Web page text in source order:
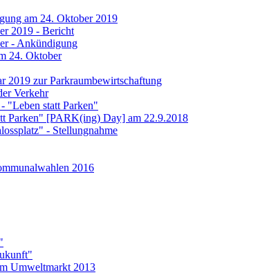
am 24. Oktober 2019
2019 - Bericht
- Ankündigung
24. Oktober
2019 zur Parkraumbewirtschaftung
Verkehr
"Leben statt Parken"
Parken" [PARK(ing) Day] am 22.9.2018
- Stellungnahme
2016
Umweltmarkt 2013